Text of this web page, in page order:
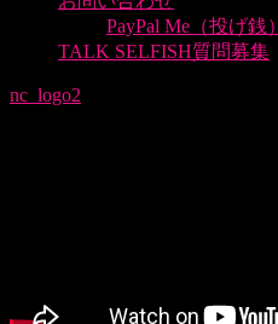
PayPal Me（投げ銭）
TALK SELFISH質問募集
nc_logo2